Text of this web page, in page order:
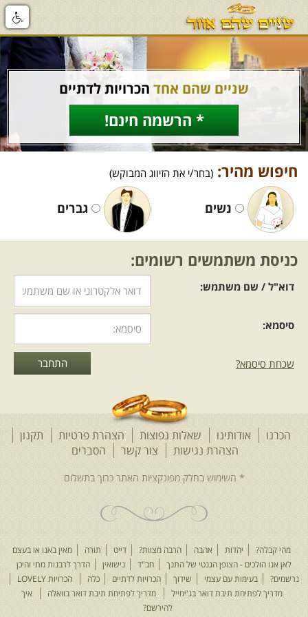
שניים שהם אחד הכרויות לדתיים
* הרשמה חינם!
חיפוש מהיר: (בחר/י את הזיווג המבוקש)
נשים גברים
כניסת משתמשים רשומים:
דוא"ל / שם משתמש:
סיסמא:
שכחת סיסמא?
הכרנו אודותינו שאלות נפוצות הצהרת פרטיות
תקנון
הצהרת נגישות
צור קשר הסברים
מהי קבלה? יהדות אהבה הרבה מצוות? דייט תורה
מאין באנו או בעצם
לאן אנו הולכים - הצופן הגנטי של התנך
חב"ד נישואין
הדרך לרבנות מתי והיכן
נרשמים?
בעימות עם עצמי שידוך הכרויות לדתיים כלה
הכרויות LOVELY
מדריך לפתיחת תיבת דואר בג'ימייל
מדריך לפתיחת תיבת דואר בוואלה
איך
להירשם?